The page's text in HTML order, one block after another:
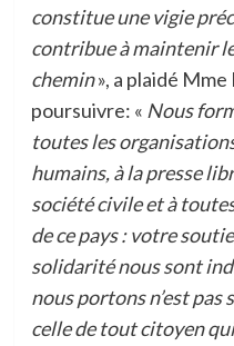
constitue une vigie
contribue à maintenir
chemin», a plaidé Mme
poursuivre: « Nous
toutes les
humains, à la presse
société civile et à
de ce pays : votre
solidarité nous sont
nous portons n’est
celle de tout citoyen